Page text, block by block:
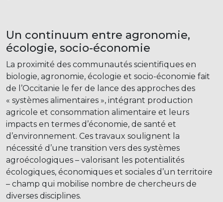
Un continuum entre agronomie,
écologie, socio-économie
La proximité des communautés scientifiques en
biologie, agronomie, écologie et socio-économie fait
de l’Occitanie le fer de lance des approches des
« systèmes alimentaires », intégrant production
agricole et consommation alimentaire et leurs
impacts en termes d’économie, de santé et
d’environnement. Ces travaux soulignent la
nécessité d’une transition vers des systèmes
agroécologiques – valorisant les potentialités
écologiques, économiques et sociales d’un territoire
– champ qui mobilise nombre de chercheurs de
diverses disciplines.